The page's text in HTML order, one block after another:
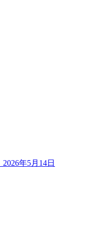
2026年5月14日